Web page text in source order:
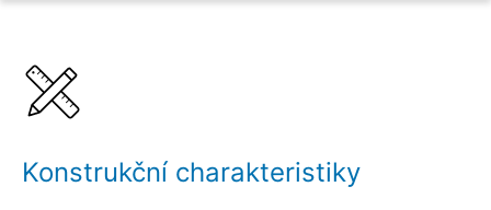
Konstrukční charakteristiky